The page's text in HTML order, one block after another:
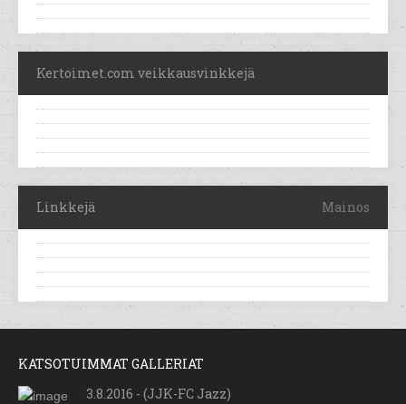
Kertoimet.com veikkausvinkkejä
Linkkejä Mainos
KATSOTUIMMAT GALLERIAT
3.8.2016 - (JJK-FC Jazz)